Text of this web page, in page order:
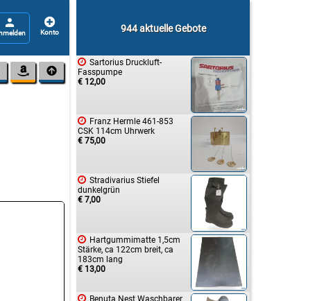
 
944 aktuelle Gebote
 Sartorius Druckluft-
Fasspumpe
€ 12,00
 Franz Hermle 461-853
CSK 114cm Uhrwerk
€ 75,00
 Stradivarius Stiefel
dunkelgrün
€ 7,00
 Hartgummimatte 1,5cm
Stärke, ca 122cm breit, ca
183cm lang
€ 13,00
 Benuta Nest Waschbarer
 